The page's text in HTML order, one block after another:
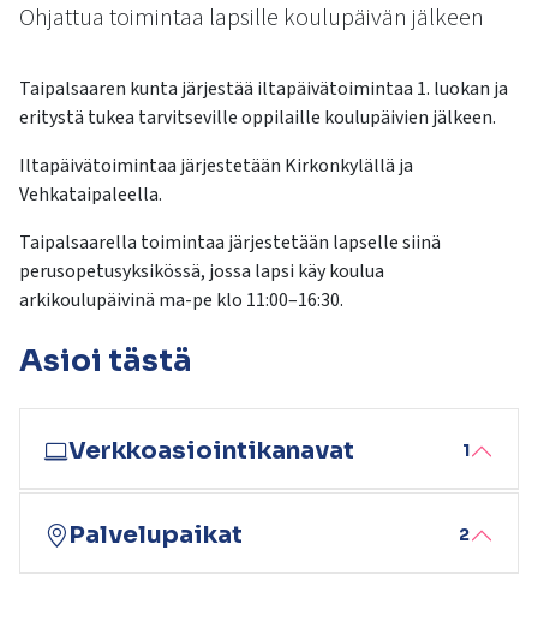
enteriä.
käyttäjät
voivat
kosketus-
ja
pyyhkäisyliikkeitä.
Ohjattua toimintaa lapsille koulupäivän jälkeen
Taipalsaaren kunta järjestää iltapäivätoimintaa 1. luokan ja
eritystä tukea tarvitseville oppilaille koulupäivien jälkeen.
Iltapäivätoimintaa järjestetään Kirkonkylällä ja
Vehkataipaleella.
Taipalsaarella toimintaa järjestetään lapselle siinä
perusopetusyksikössä, jossa lapsi käy koulua
arkikoulupäivinä ma-pe klo 11:00–16:30.
Asioi tästä
Verkkoasiointikanavat 1
Palvelupaikat 2